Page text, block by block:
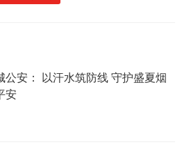
公安： 以汗水筑防线 守护盛夏烟
安